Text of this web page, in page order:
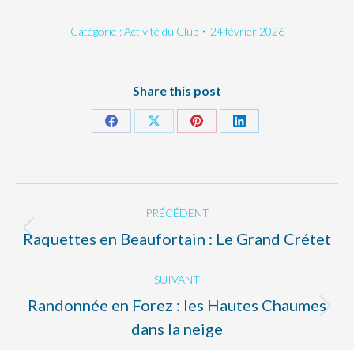
Catégorie :Activité du Club 24 février 2026
Share this post
PartagerPartagerPartagerPartager
article
PRÉCÉDENT
Article
:
Raquettes en Beaufortain : Le Grand Crétet
SUIVANT
Article
suivant
Randonnée en Forez : les Hautes Chaumes
dans la neige